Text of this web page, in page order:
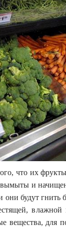
что их
и
они будут
вещества, для